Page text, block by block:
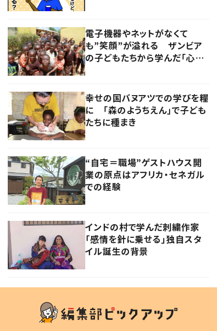
電子機器やネットがなくて
も”笑顔”が溢れる ザンビア
の子どもたちから学んだ「心の
幸せの国バヌアツでの学びを糧
に 「森のようちえん」で子ども
たちに種まき
“自宅＝職場”ゲストハウス開
業の原点はアフリカ・セネガル
での経験
インドの村で学んだ刺繍作家
「感情を針に乗せる」独自スタ
イル誕生の背景